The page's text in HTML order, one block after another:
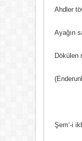
Ahdler
Ayağın
Dökülen
Şem‘-i